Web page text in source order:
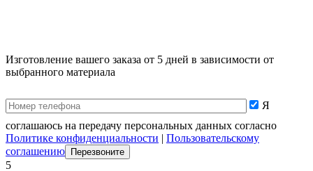
Изготовление вашего заказа от 5 дней в зависимости от
выбранного материала
Я
соглашаюсь на передачу персональных данных согласно
Политике конфиденциальности | Пользовательскому
соглашению
5